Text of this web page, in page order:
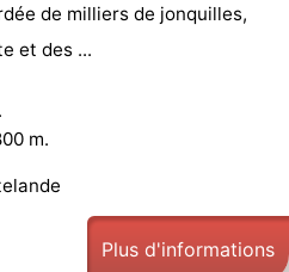
de milliers de jonquilles,
et des ...
m.
Plus d'informations